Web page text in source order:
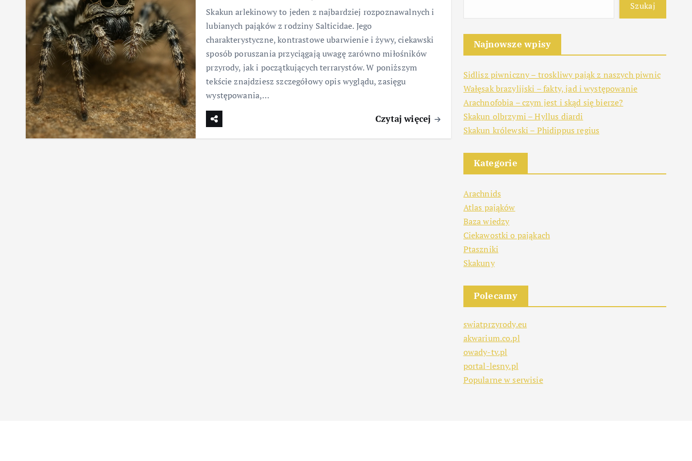
Skakun arlekinowy to jeden z najbardziej rozpoznawalnych i
lubianych pająków z rodziny Salticidae. Jego
charakterystyczne, kontrastowe ubarwienie i żywy, ciekawski
sposób poruszania przyciągają uwagę zarówno miłośników
przyrody, jak i początkujących terrarystów. W poniższym
tekście znajdziesz szczegółowy opis wyglądu, zasięgu
występowania,…
Czytaj więcej
Szukaj
Najnowsze wpisy
Sidlisz piwniczny – troskliwy pająk z naszych piwnic
Wałęsak brazylijski – fakty, jad i występowanie
Arachnofobia – czym jest i skąd się bierze?
Skakun olbrzymi – Hyllus diardi
Skakun królewski – Phidippus regius
Kategorie
Arachnids
Atlas pająków
Baza wiedzy
Ciekawostki o pająkach
Ptaszniki
Skakuny
Polecamy
swiatprzyrody.eu
akwarium.co.pl
owady-tv.pl
portal-lesny.pl
Popularne w serwisie